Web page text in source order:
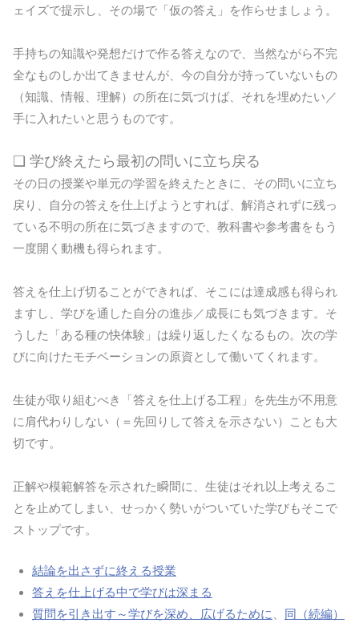
ェイズで提示し、その場で「仮の答え」を作らせましょう。
手持ちの知識や発想だけで作る答えなので、当然ながら不完
全なものしか出てきませんが、今の自分が持っていないもの
（知識、情報、理解）の所在に気づけば、それを埋めたい／
手に入れたいと思うものです。
❏ 学び終えたら最初の問いに立ち戻る
その日の授業や単元の学習を終えたときに、その問いに立ち
戻り、自分の答えを仕上げようとすれば、解消されずに残っ
ている不明の所在に気づきますので、教科書や参考書をもう
一度開く動機も得られます。
答えを仕上げ切ることができれば、そこには達成感も得られ
ますし、学びを通した自分の進歩／成長にも気づきます。そ
うした「ある種の快体験」は繰り返したくなるもの。次の学
びに向けたモチベーションの原資として働いてくれます。
生徒が取り組むべき「答えを仕上げる工程」を先生が不用意
に肩代わりしない（＝先回りして答えを示さない）ことも大
切です。
正解や模範解答を示された瞬間に、生徒はそれ以上考えるこ
とを止めてしまい、せっかく勢いがついていた学びもそこで
ストップです。
結論を出さずに終える授業
答えを仕上げる中で学びは深まる
質問を引き出す～学びを深め、広げるために、 同（続編）